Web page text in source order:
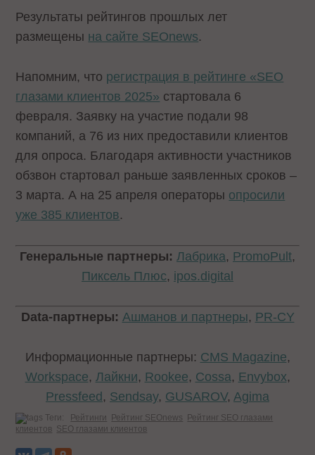
Результаты рейтингов прошлых лет
размещены на сайте SEOnews.
Напомним, что регистрация в рейтинге «SEO
глазами клиентов 2025» стартовала 6
февраля. Заявку на участие подали 98
компаний, а 76 из них предоставили клиентов
для опроса. Благодаря активности участников
обзвон стартовал раньше заявленных сроков –
3 марта. А на 25 апреля операторы опросили
уже 385 клиентов.
Генеральные партнеры: Лабрика, PromoPult,
Пиксель Плюс, ipos.digital
Data-партнеры: Ашманов и партнеры, PR-CY
Информационные партнеры: CMS Magazine,
Workspace, Лайкни, Rookee, Cossa, Envybox,
Pressfeed , Sendsay, GUSAROV, Agima
Теги: Рейтинги Рейтинг SEOnews
Рейтинг SEO глазами
клиентов SEO глазами клиентов